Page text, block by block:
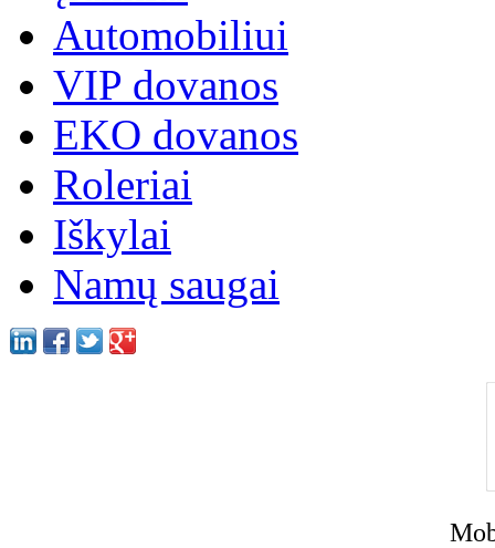
Automobiliui
VIP dovanos
EKO dovanos
Roleriai
Iškylai
Namų saugai